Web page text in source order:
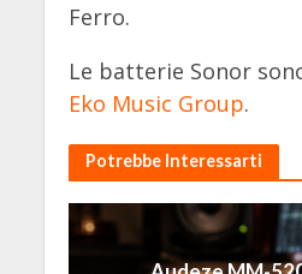
Ferro.
Le batterie Sonor
Eko Music Group.
Potrebbe Interessarti